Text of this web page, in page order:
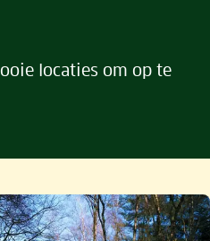
locaties om op te